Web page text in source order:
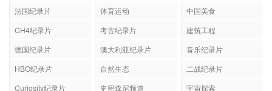
法国纪录片
体育运动
中国美食
CH4纪录片
考古纪录片
建筑工程
德国纪录片
澳大利亚纪录片
音乐纪录片
HBO纪录片
自然生态
二战纪录片
Curiosity纪录片
史密森尼频道
宇宙探索